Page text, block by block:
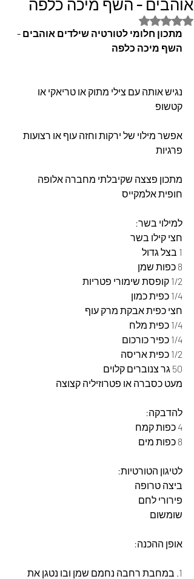
אוהבים - השף מיכה כלפה
דירוג של NaN מתוך 5 כוכבים
מתכון חלומי לטורטיה שילדים אוהבים -
השף מיכה כלפה
נגיש אותה עם צילי מתוק או טריאקי או
קטשופ
אפשר מילוי של ירקות וחזה עוף או רצועות
פרגיות
מתכון פצצה שקיבלתי מחברה אלופה
חופית אלמקייס
למילוי בשר:
חצי קילו בשר
1 בצל גדול
8 כפות שמן
1/2 קופסת שימורי פטריות
1/4 כפית כמון
חצי כפית אבקת מרק עוף
1/4 כפית מלח
1/4 כפיר כורכום
1/2 כפית אריסה
50 גר צנוברים קלוים
מעט כסברה או פטרוזיליה קצוצה
להדבקה:
4 כפות קמח
8 כפות מים
לטיגון הטורטיות:
ביצה טרופה
פירורי לחם
שומשום
אופן ההכנה:
1. במחבת רחבה נחמם שמן ובו נטגן את